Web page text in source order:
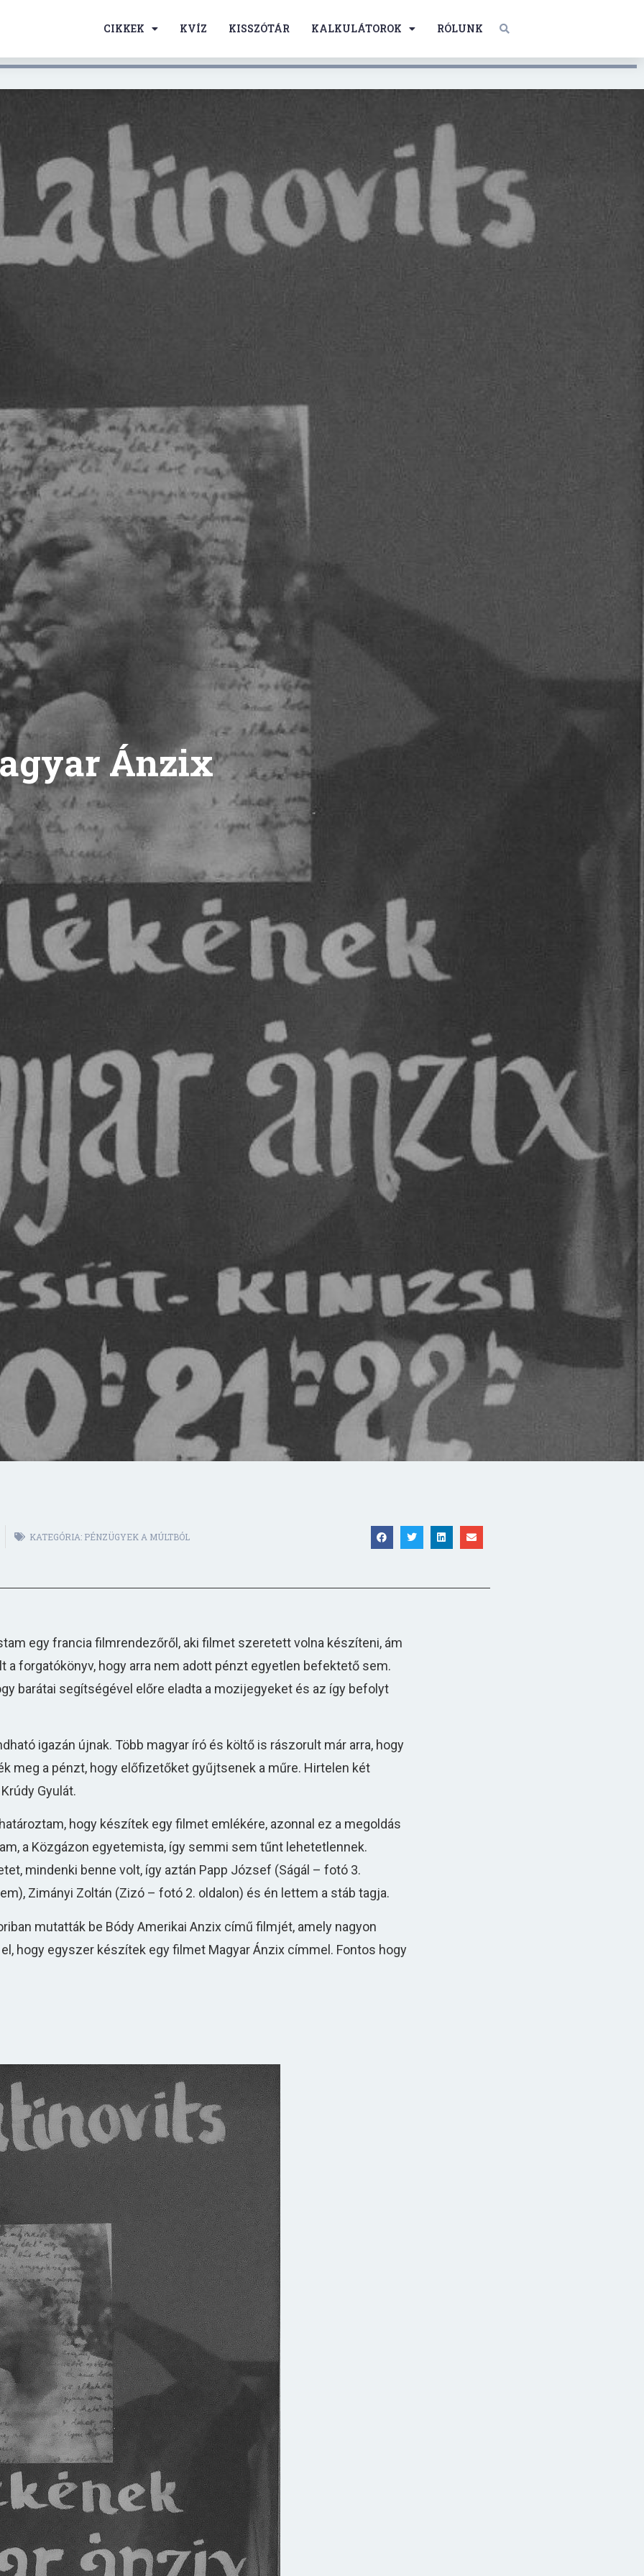
CIKKEK KVÍZ KISSZÓTÁR KALKULÁTOROK RÓLUNK
Ánzix
KATEGÓRIA: PÉNZÜGYEK A MÚLTBÓL
egy francia filmrendezőről, aki filmet szeretett volna készíteni, ám
a forgatókönyv, hogy arra nem adott pénzt egyetlen befektető sem.
barátai segítségével előre eladta a mozijegyeket és az így befolyt
igazán újnak. Több magyar író és költő is rászorult már arra, hogy
meg a pénzt, hogy előfizetőket gyűjtsenek a műre. Hirtelen két
Gyulát.
hogy készítek egy filmet emlékére, azonnal ez a megoldás
a Közgázon egyetemista, így semmi sem tűnt lehetetlennek.
mindenki benne volt, így aztán Papp József (Ságál – fotó 3.
Zimányi Zoltán (Zizó – fotó 2. oldalon) és én lettem a stáb tagja.
mutatták be Bódy Amerikai Anzix című filmjét, amely nagyon
hogy egyszer készítek egy filmet Magyar Ánzix címmel. Fontos hogy